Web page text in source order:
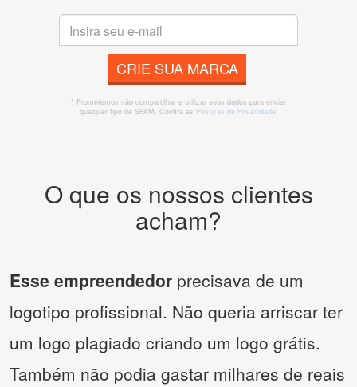
CRIE SUA MARCA
* Prometemos não compartilhar e utilizar seus dados para enviar
qualquer tipo de SPAM. Confira as Políticas de Privacidade.
O que os nossos clientes
acham?
Esse empreendedor precisava de um
logotipo profissional. Não queria arriscar ter
um logo plagiado criando um logo grátis.
Também não podia gastar milhares de reais